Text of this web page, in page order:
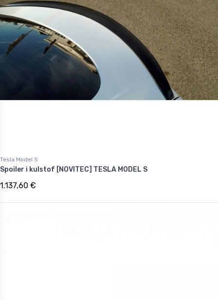
Tesla Model S
Spoiler i kulstof [NOVITEC] TESLA MODEL S
1.137,60 €